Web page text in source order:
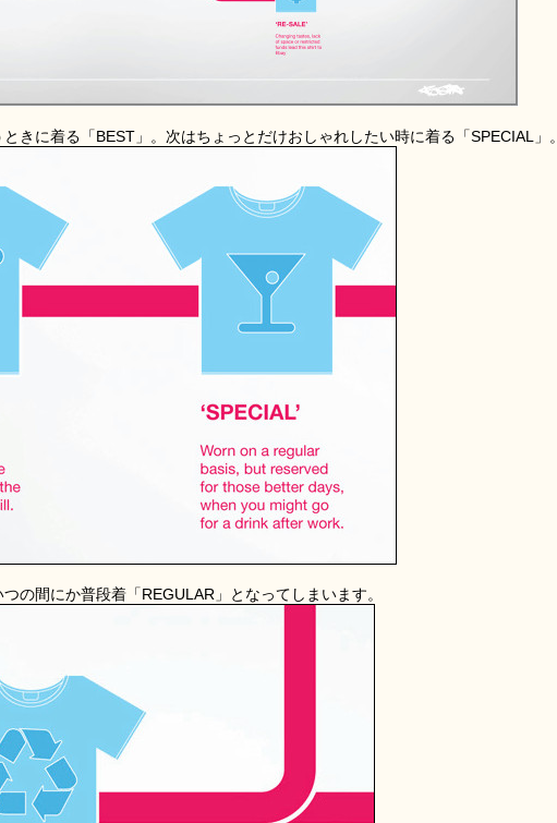
きに着る「BEST」。次はちょっとだけおしゃれしたい時に着る「SPECIAL」。
の間にか普段着「REGULAR」となってしまいます。